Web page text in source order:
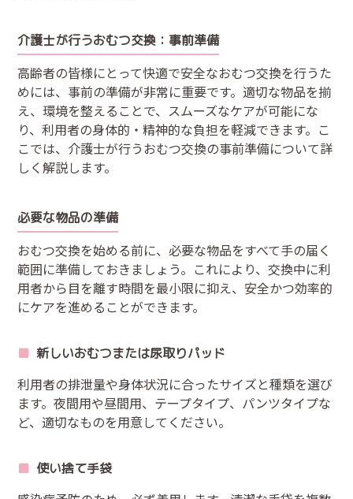
介護士が行うおむつ交換：事前準備
高齢者の皆様にとって快適で安全なおむつ交換を行うた
めには、事前の準備が非常に重要です。適切な物品を揃
え、環境を整えることで、スムーズなケアが可能にな
り、利用者の身体的・精神的な負担を軽減できます。こ
こでは、介護士が行うおむつ交換の事前準備について詳
しく解説します。
必要な物品の準備
おむつ交換を始める前に、必要な物品をすべて手の届く
範囲に準備しておきましょう。これにより、交換中に利
用者から目を離す時間を最小限に抑え、安全かつ効率的
にケアを進めることができます。
新しいおむつまたは尿取りパッド
利用者の排泄量や身体状況に合ったサイズと種類を選び
ます。夜間用や昼間用、テープタイプ、パンツタイプな
ど、適切なものを用意してください。
使い捨て手袋